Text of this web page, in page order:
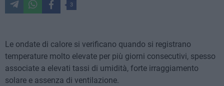
3
Le ondate di calore si verificano quando si registrano
temperature molto elevate per più giorni consecutivi, spesso
associate a elevati tassi di umidità, forte irraggiamento
solare e assenza di ventilazione.